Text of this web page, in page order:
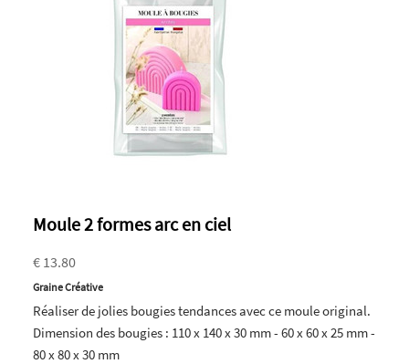
Moule 2 formes arc en ciel
€ 13.80
Graine Créative
Réaliser de jolies bougies tendances avec ce moule original.
Dimension des bougies : 110 x 140 x 30 mm - 60 x 60 x 25 mm -
80 x 80 x 30 mm